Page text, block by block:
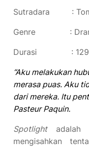
Sutradara : Tom
Genre :
Durasi : 129
“Aku melakukan
merasa puas. Aku
dari mereka. Itu
Pasteur Paquin.
Spotlight
mengisahkan